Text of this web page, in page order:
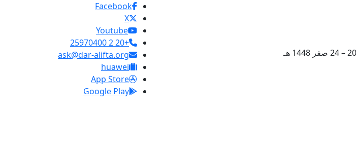
Facebook
X
Youtube
+20 2 25970400
ask@dar-alifta.org
huawei
App Store
Google Play